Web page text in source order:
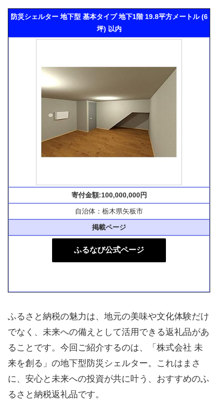
防災シェルター 地下型 基本タイプ 地下1階 19.8平方メートル (6
坪) 以内
寄付金額:100,000,000円
自治体：栃木県矢板市
掲載ページ
ふるなび公式ページ
ふるさと納税の魅力は、地元の美味や文化体験だけ
でなく、未来への備えとして活用できる返礼品があ
ることです。今回ご紹介するのは、「株式会社 未
来を創る」の地下型防災シェルター。これはまさ
に、安心と未来への投資が共に叶う、おすすめのふ
るさと納税返礼品です。